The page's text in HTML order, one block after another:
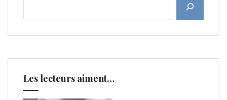
Les lecteurs aiment…